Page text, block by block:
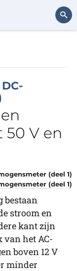
V en
(deel 1)
bestaan
stroom en
kant zijn
het AC-
boven 12 V
minder